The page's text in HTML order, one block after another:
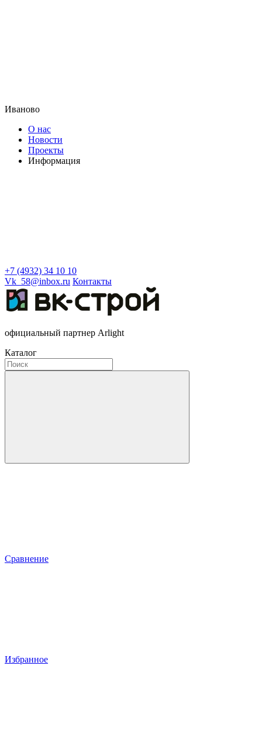
Иваново
О нас
Новости
Проекты
Информация
+7 (4932) 34 10 10
Vk_58@inbox.ru Контакты
официальный партнер Arlight
Каталог
Сравнение
Избранное